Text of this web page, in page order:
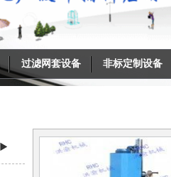
过滤网套设备 非标定制设备
搜索